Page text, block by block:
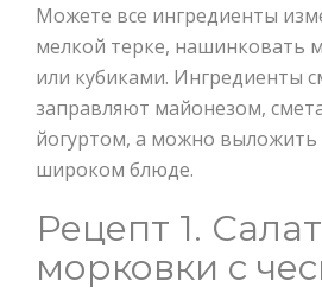
Можете все ингредиенты
мелкой терке, нашинковать
или кубиками. Ингредиенты
заправляют майонезом,
йогуртом, а можно выложить
широком блюде.
Рецепт 1.
морковки с